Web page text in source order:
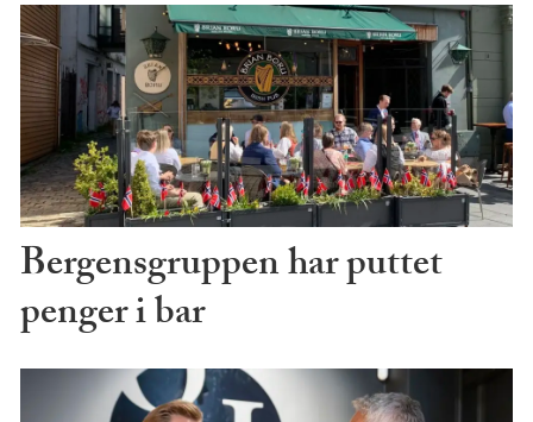
Bergensgruppen har puttet
penger i bar